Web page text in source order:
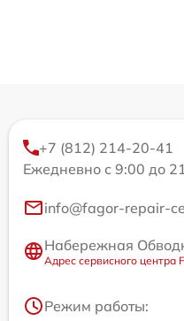
+7 (812) 214-20-41
Ежедневно с 9:00 до
info@fagor-repair-
Набережная
Адрес сервисного центра
Режим работы: